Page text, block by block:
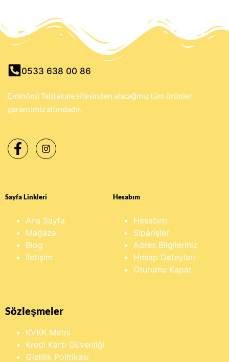
0533 638 00 86
Eminönü Tahtakale sitesinden alacağınız tüm ürünler
garantimiz altındadır.
Sayfa Linkleri
Ana Sayfa
Mağaza
Blog
İletişim
Hesabım
Hesabım
Siparişler
Adres Bilgileriniz
Hesap Detayları
Oturumu Kapat
Sözleşmeler
KVKK Metni
Kredi Kartı Güvenliği
Gizlilik Politikası